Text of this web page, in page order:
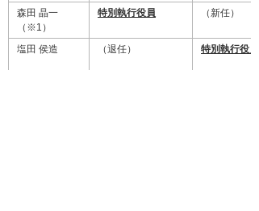
森田 晶一
（※1）
特別執行役員 （新任）
塩田 侯造 （退任） 特別執行役員